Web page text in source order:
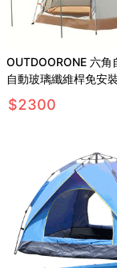
OUTDOORONE 六角
自動玻璃纖維桿免安
前後雙開門設計共有
快速搭帳
$2300